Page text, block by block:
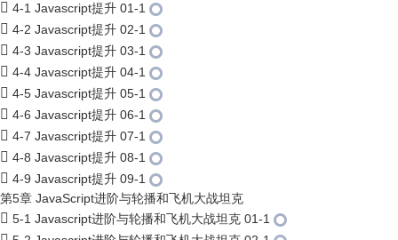
4-1 Javascript提升 01-1
4-2 Javascript提升 02-1
4-3 Javascript提升 03-1
4-4 Javascript提升 04-1
4-5 Javascript提升 05-1
4-6 Javascript提升 06-1
4-7 Javascript提升 07-1
4-8 Javascript提升 08-1
4-9 Javascript提升 09-1
第5章 JavaScript进阶与轮播和飞机大战坦克
5-1 Javascript进阶与轮播和飞机大战坦克 01-1